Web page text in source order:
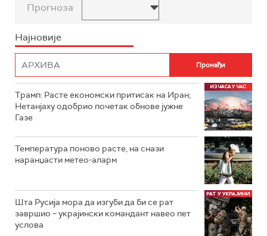
Прогноза
Најновије
Трамп: Расте економски притисак на Иран;
Нетанјаху одобрио почетак обнове јужне
Газе
Температура поново расте, на снази
наранџасти метео-аларм
Шта Русија мора да изгуби да би се рат
завршио – украјински командант навео пет
услова